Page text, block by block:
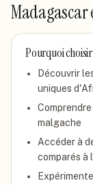
Madagascar
Pourquoi choisir
Découvrir
uniques
malgache
Accéder à
comparés à